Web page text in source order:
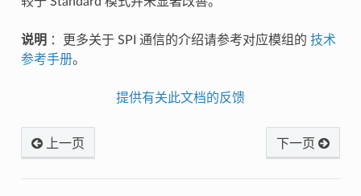
说明 ：更多关于 SPI 通信的介绍请参考对应模组的 技术
参考手册。
提供有关此文档的反馈
上一页 下一页